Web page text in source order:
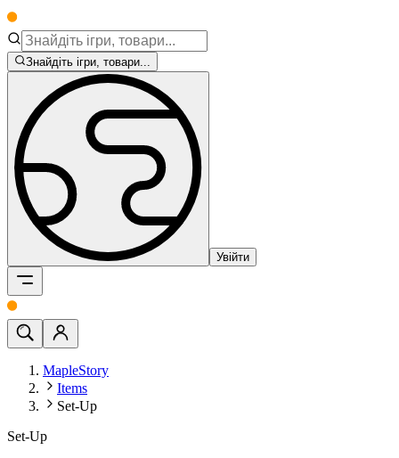
Знайдіть ігри, товари...
Увійти
MapleStory
Items
Set-Up
Set-Up